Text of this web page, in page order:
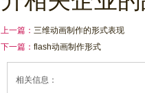
上一篇： 三维动画制作的形式表现
下一篇： flash动画制作形式
相关信息：